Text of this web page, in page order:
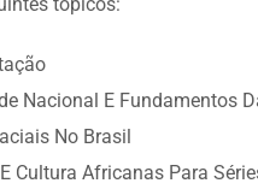
Nacional E Fundamentos
No Brasil
Cultura Africanas Para